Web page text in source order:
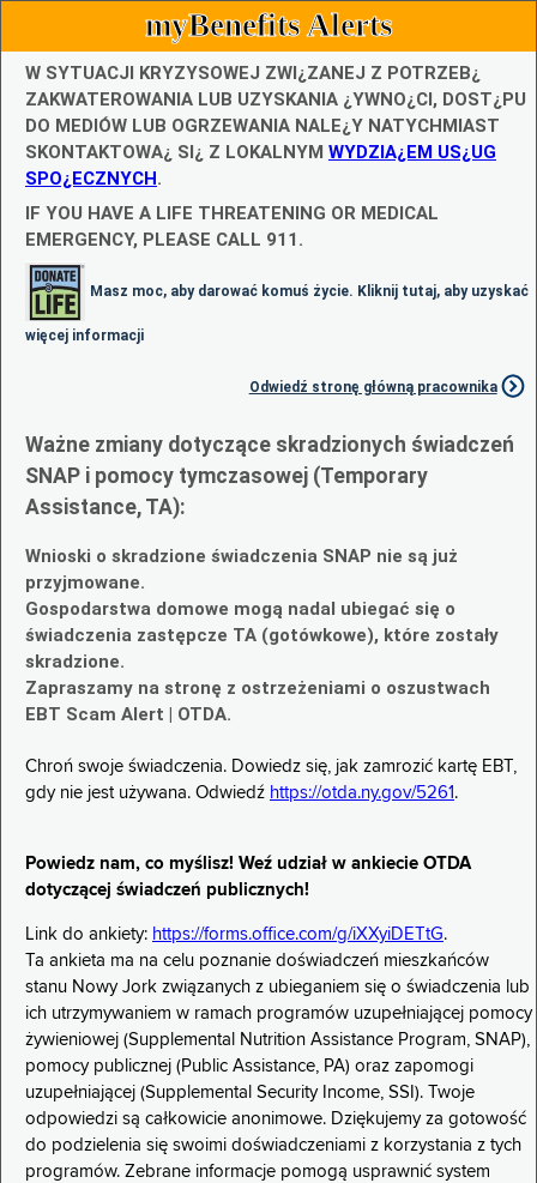
myBenefits Alerts
W SYTUACJI KRYZYSOWEJ ZWI¿ZANEJ Z POTRZEB¿
ZAKWATEROWANIA LUB UZYSKANIA ¿YWNO¿CI, DOST¿PU
DO MEDIÓW LUB OGRZEWANIA NALE¿Y NATYCHMIAST
SKONTAKTOWA¿ SI¿ Z LOKALNYM WYDZIA¿EM US¿UG
SPO¿ECZNYCH.
IF YOU HAVE A LIFE THREATENING OR MEDICAL
EMERGENCY, PLEASE CALL 911.
Masz moc, aby darować komuś życie. Kliknij tutaj, aby uzyskać
więcej informacji
Odwiedź stronę główną pracownika
Ważne zmiany dotyczące skradzionych świadczeń
SNAP i pomocy tymczasowej (Temporary
Assistance, TA):
Wnioski o skradzione świadczenia SNAP nie są już
przyjmowane.
Gospodarstwa domowe mogą nadal ubiegać się o
świadczenia zastępcze TA (gotówkowe), które zostały
skradzione.
Zapraszamy na stronę z ostrzeżeniami o oszustwach
EBT Scam Alert | OTDA.
Chroń swoje świadczenia. Dowiedz się, jak zamrozić kartę EBT,
gdy nie jest używana. Odwiedź https://otda.ny.gov/5261 .
Powiedz nam, co myślisz! Weź udział w ankiecie OTDA
dotyczącej świadczeń publicznych!
Link do ankiety: https://forms.office.com/g/iXXyiDETtG.
Ta ankieta ma na celu poznanie doświadczeń mieszkańców
stanu Nowy Jork związanych z ubieganiem się o świadczenia lub
ich utrzymywaniem w ramach programów uzupełniającej pomocy
żywieniowej (Supplemental Nutrition Assistance Program, SNAP),
pomocy publicznej (Public Assistance, PA) oraz zapomogi
uzupełniającej (Supplemental Security Income, SSI). Twoje
odpowiedzi są całkowicie anonimowe. Dziękujemy za gotowość
do podzielenia się swoimi doświadczeniami z korzystania z tych
programów. Zebrane informacje pomogą usprawnić system